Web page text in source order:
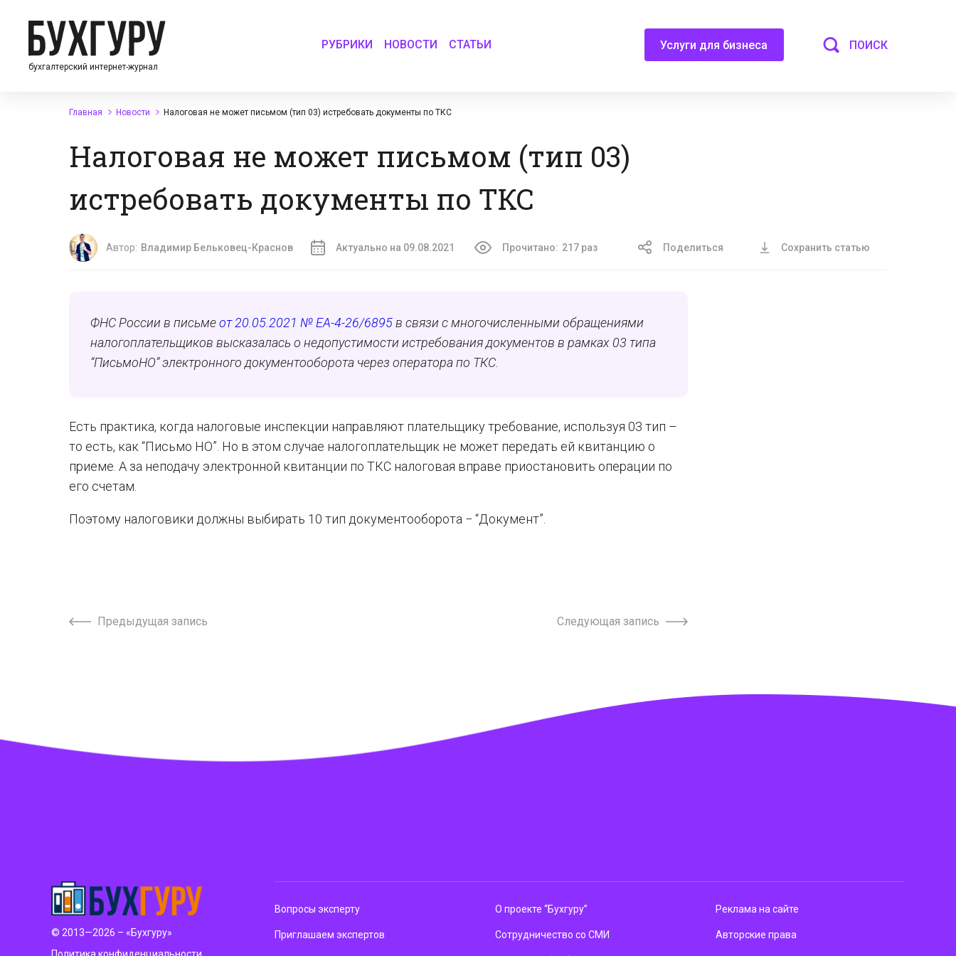
бухгалтерский интернет-журнал
РУБРИКИ НОВОСТИ СТАТЬИ Услуги для бизнеса ПОИСК
Главная Новости Налоговая не может письмом (тип 03) истребовать документы по ТКС
Налоговая не может письмом (тип 03)
истребовать документы по ТКС
Автор: Владимир Бельковец-Краснов Актуально на 09.08.2021 Прочитано: 217 раз Поделиться Сохранить статью
ФНС России в письмеот 20.05.2021 № ЕА-4-26/6895в связи с многочисленными обращениями
налогоплательщиков высказалась о недопустимости истребования документов в рамках 03 типа
“ПисьмоНО”электронного документооборота через оператора по ТКС.
Есть практика, когда налоговые инспекции направляют плательщику требование, используя 03 тип –
то есть, как “Письмо НО”. Но в этом случае налогоплательщик не может передать ей квитанцию о
приеме. А за неподачу электронной квитанции по ТКС налоговая вправе приостановить операции по
его счетам.
Поэтому налоговики должны выбирать 10 тип документооборота − “Документ”.
Предыдущая запись Следующая запись
© 2013—2026 – «Бухгуру»
Вопросы эксперту
Приглашаем экспертов
О проекте “Бухгуру”
Сотрудничество со СМИ
Реклама на сайте
Авторские права